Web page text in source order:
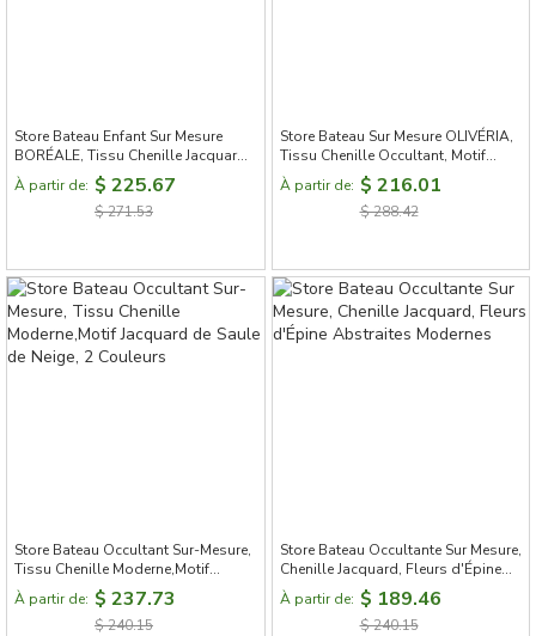
Store Bateau Enfant Sur Mesure
BORÉALE, Tissu Chenille Jacquard
à Paillettes, Motif Forêt Stylisée
À partir de: $ 225.67
$ 271.53
Store Bateau Sur Mesure OLIVÉRIA,
Tissu Chenille Occultant, Motif
Feuillage de Fougères
À partir de: $ 216.01
$ 288.42
Store Bateau Occultant Sur-Mesure,
Tissu Chenille Moderne,Motif
Jacquard de Saule de Neige, 2
Couleurs
À partir de: $ 237.73
$ 240.15
Store Bateau Occultante Sur Mesure,
Chenille Jacquard, Fleurs d'Épine
Abstraites Modernes
À partir de: $ 189.46
$ 240.15